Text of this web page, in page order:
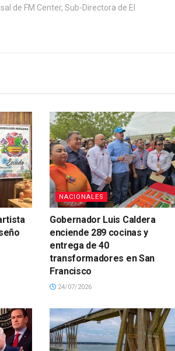
de FM Center, Sub-Directora de El
NACIONALES
Gobernador Luis Caldera
enciende 289 cocinas y
entrega de 40
transformadores en San
Francisco
24/07/2026